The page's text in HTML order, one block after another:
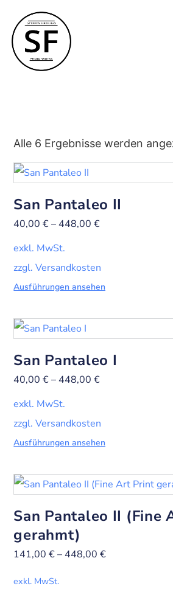
Alle 6 Ergebnisse werden
San Pantaleo II
40,00€– 448,00€
exkl. MwSt.
zzgl. Versandkosten
Ausführungen ansehen
San Pantaleo I
40,00€– 448,00€
exkl. MwSt.
zzgl. Versandkosten
Ausführungen ansehen
San Pantaleo II (Fine
gerahmt)
141,00€– 448,00€
exkl. MwSt.